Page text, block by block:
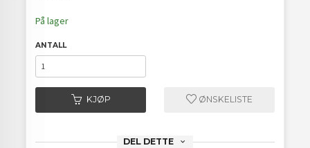
På lager
ANTALL
KJØP ØNSKELISTE
DEL DETTE